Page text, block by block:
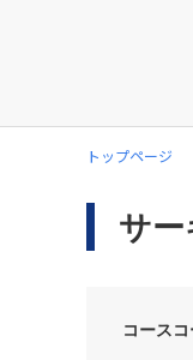
トップページ
サ
コース